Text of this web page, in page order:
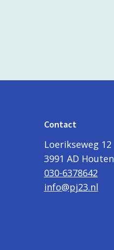
Contact
Loerikseweg 12
3991 AD Houten
030-6378642
info@pj23.nl